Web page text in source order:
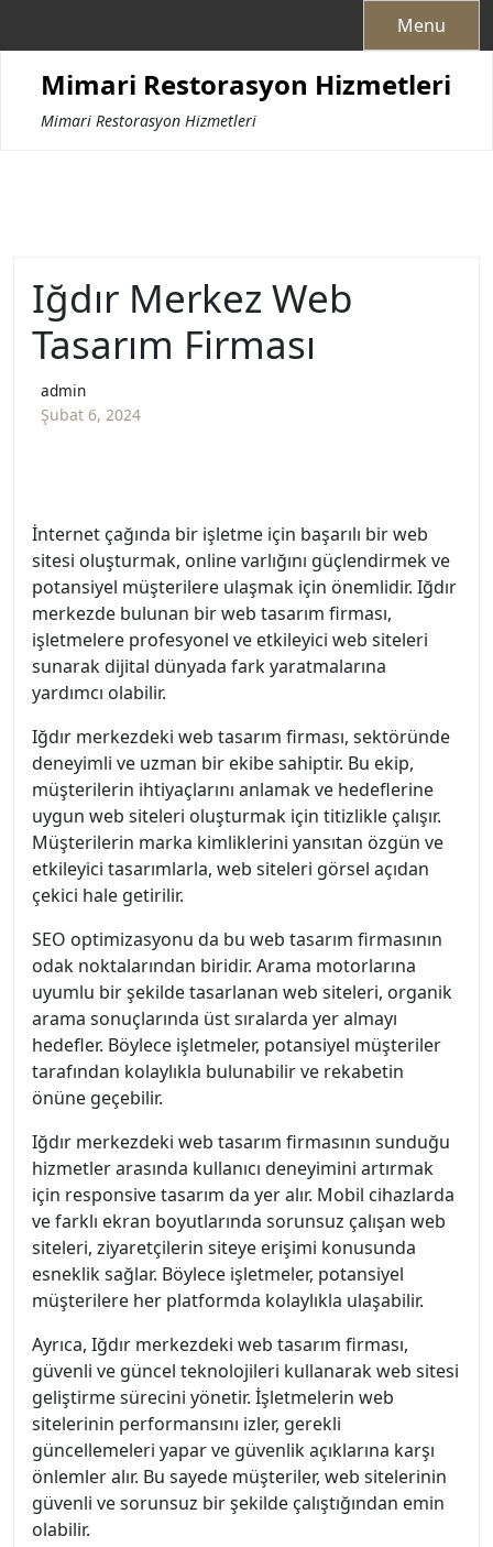
Menu
Mimari Restorasyon Hizmetleri
Mimari Restorasyon Hizmetleri
Iğdır Merkez Web
Tasarım Firması
admin
Şubat 6, 2024
İnternet çağında bir işletme için başarılı bir web
sitesi oluşturmak, online varlığını güçlendirmek ve
potansiyel müşterilere ulaşmak için önemlidir. Iğdır
merkezde bulunan bir web tasarım firması,
işletmelere profesyonel ve etkileyici web siteleri
sunarak dijital dünyada fark yaratmalarına
yardımcı olabilir.
Iğdır merkezdeki web tasarım firması, sektöründe
deneyimli ve uzman bir ekibe sahiptir. Bu ekip,
müşterilerin ihtiyaçlarını anlamak ve hedeflerine
uygun web siteleri oluşturmak için titizlikle çalışır.
Müşterilerin marka kimliklerini yansıtan özgün ve
etkileyici tasarımlarla, web siteleri görsel açıdan
çekici hale getirilir.
SEO optimizasyonu da bu web tasarım firmasının
odak noktalarından biridir. Arama motorlarına
uyumlu bir şekilde tasarlanan web siteleri, organik
arama sonuçlarında üst sıralarda yer almayı
hedefler. Böylece işletmeler, potansiyel müşteriler
tarafından kolaylıkla bulunabilir ve rekabetin
önüne geçebilir.
Iğdır merkezdeki web tasarım firmasının sunduğu
hizmetler arasında kullanıcı deneyimini artırmak
için responsive tasarım da yer alır. Mobil cihazlarda
ve farklı ekran boyutlarında sorunsuz çalışan web
siteleri, ziyaretçilerin siteye erişimi konusunda
esneklik sağlar. Böylece işletmeler, potansiyel
müşterilere her platformda kolaylıkla ulaşabilir.
Ayrıca, Iğdır merkezdeki web tasarım firması,
güvenli ve güncel teknolojileri kullanarak web sitesi
geliştirme sürecini yönetir. İşletmelerin web
sitelerinin performansını izler, gerekli
güncellemeleri yapar ve güvenlik açıklarına karşı
önlemler alır. Bu sayede müşteriler, web sitelerinin
güvenli ve sorunsuz bir şekilde çalıştığından emin
olabilir.